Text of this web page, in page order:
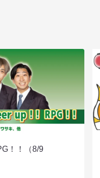
！！（8/9